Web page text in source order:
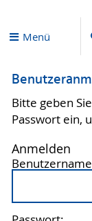
Menü
Bitte geben
Passwort ein,
Anmelden